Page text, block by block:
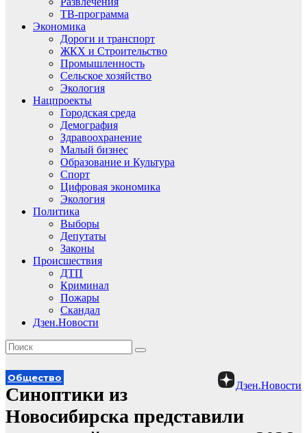
ТВ-программа
Экономика
Дороги и транспорт
ЖКХ и Строительство
Промышленность
Сельское хозяйство
Экология
Нацпроекты
Городская среда
Демография
Здравоохранение
Малый бизнес
Образование и Культура
Спорт
Цифровая экономика
Экология
Политика
Выборы
Депутаты
Законы
Происшествия
ДТП
Криминал
Пожары
Скандал
Дзен.Новости
Дзен.Новости
Общество
Синоптики из
Новосибирска представили